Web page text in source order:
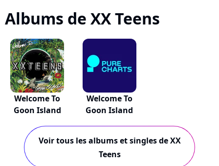
Albums de XX Teens
Welcome To
Goon Island
Welcome To
Goon Island
Voir tous les albums et singles de XX
Teens